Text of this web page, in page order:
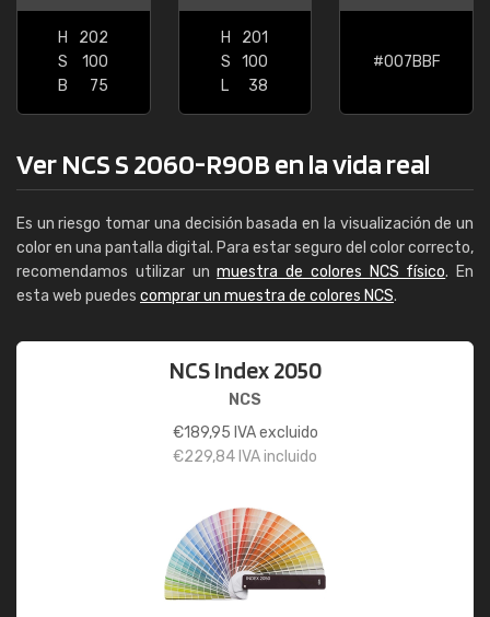
H
202
S
100
B
75
H
201
S
100
L
38
#007BBF
Ver NCS S 2060-R90B en la vida real
Es un riesgo tomar una decisión basada en la visualización de un
color en una pantalla digital. Para estar seguro del color correcto,
recomendamos utilizar unmuestra de colores NCS físico. En
esta web puedes comprar un muestra de colores NCS.
NCS Index 2050
NCS
€189,95 IVA excluido
€229,84 IVA incluido